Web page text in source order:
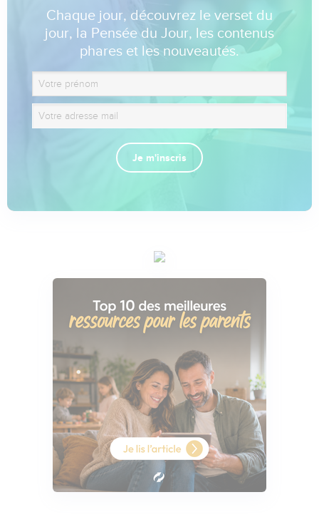
Chaque jour, découvrez le verset du
jour, la Pensée du Jour, les contenus
phares et les nouveautés.
Je m'inscris